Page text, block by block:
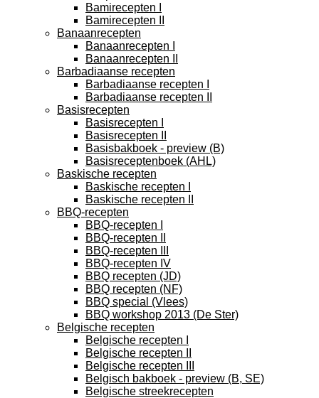
Bamirecepten I
Bamirecepten II
Banaanrecepten
Banaanrecepten I
Banaanrecepten II
Barbadiaanse recepten
Barbadiaanse recepten I
Barbadiaanse recepten II
Basisrecepten
Basisrecepten I
Basisrecepten II
Basisbakboek - preview (B)
Basisreceptenboek (AHL)
Baskische recepten
Baskische recepten I
Baskische recepten II
BBQ-recepten
BBQ-recepten I
BBQ-recepten II
BBQ-recepten III
BBQ-recepten IV
BBQ recepten (JD)
BBQ recepten (NF)
BBQ special (Vlees)
BBQ workshop 2013 (De Ster)
Belgische recepten
Belgische recepten I
Belgische recepten II
Belgische recepten III
Belgisch bakboek - preview (B, SE)
Belgische streekrecepten